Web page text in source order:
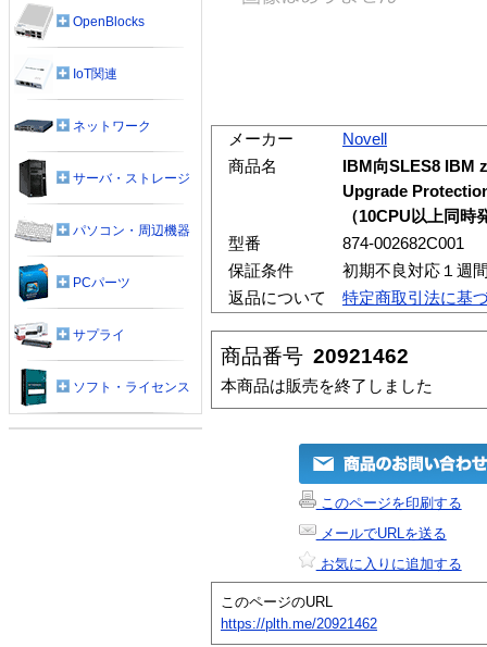
メーカー
Novell
商品名
IBM向SLES8 IBM
Upgrade
（10CPU以上同時
型番
874-002682C001
保証条件
初期不良対応１週
返品について
特定商取引法に基
商品番号 20921462
本商品は販売を終了しました
このページを印刷する
メールでURLを送る
お気に入りに追加する
このページのURL
https://plth.me/20921462
OpenBlocks
IoT関連
ネットワーク
サーバ・ストレージ
パソコン・周辺機器
PCパーツ
サプライ
ソフト・ライセンス